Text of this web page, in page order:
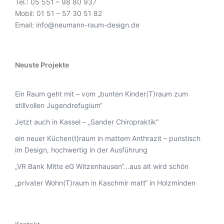
Tel.: 05 551 – 98 80 937
Mobil: 01 51 – 57 30 51 82
Email: info@neumann-raum-design.de
Neuste Projekte
Ein Raum geht mit – vom „bunten Kinder(T)raum zum
stillvollen Jugendrefugium“
Jetzt auch in Kassel – „Sander Chiropraktik“
ein neuer Küchen(t)raum in mattem Anthrazit – puristisch
im Design, hochwertig in der Ausführung
„VR Bank Mitte eG Witzenhausen“…aus alt wird schön
„privater Wohn(T)raum in Kaschmir matt“ in Holzminden